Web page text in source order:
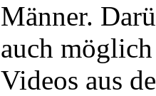
Männer.
auch
Videos aus